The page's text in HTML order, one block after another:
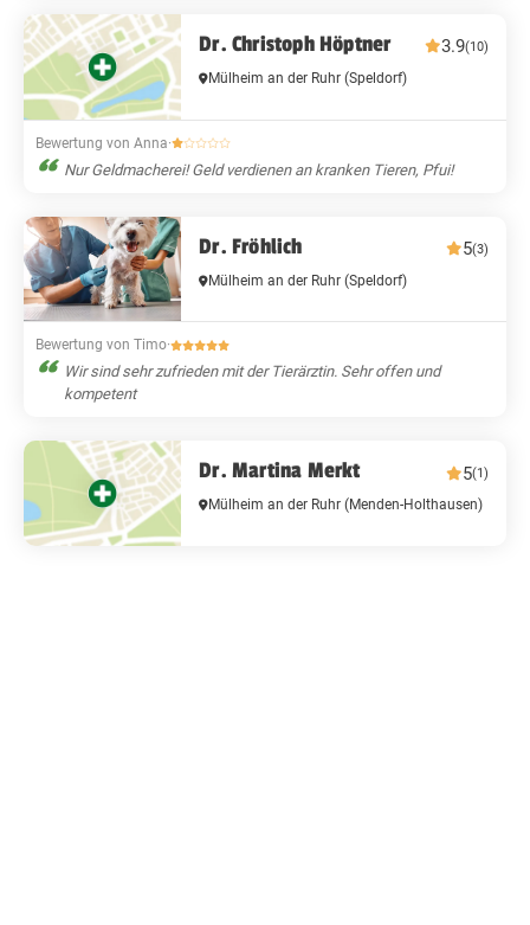
Dr. Christoph Höptner 3.9(10)
Mülheim an der Ruhr(Speldorf)
Bewertung von Anna·
Nur Geldmacherei! Geld verdienen an kranken Tieren, Pfui!
Dr. Fröhlich 5(3)
Mülheim an der Ruhr(Speldorf)
Bewertung von Timo·
Wir sind sehr zufrieden mit der Tierärztin. Sehr offen und
kompetent
Dr. Martina Merkt 5(1)
Mülheim an der Ruhr(Menden-Holthausen)